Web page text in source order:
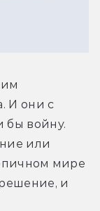
им
И они с
бы войну.
или
мире
и